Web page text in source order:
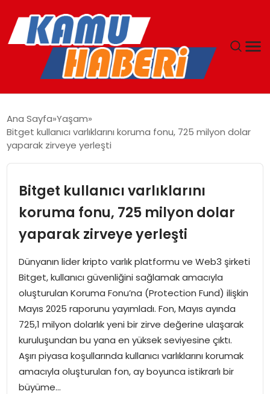
YAŞAM
MAGAZIN
EKONOMI
SPOR
TEKNOLOJI
EĞITIM
GENEL
Ana Sayfa Yaşam
Bitget kullanıcı varlıklarını koruma fonu, 725 milyon dolar
yaparak zirveye yerleşti
Bitget kullanıcı varlıklarını
koruma fonu, 725 milyon dolar
yaparak zirveye yerleşti
Dünyanın lider kripto varlık platformu ve Web3 şirketi
Bitget, kullanıcı güvenliğini sağlamak amacıyla
oluşturulan Koruma Fonu’na (Protection Fund) ilişkin
Mayıs 2025 raporunu yayımladı. Fon, Mayıs ayında
725,1 milyon dolarlık yeni bir zirve değerine ulaşarak
kuruluşundan bu yana en yüksek seviyesine çıktı.
Aşırı piyasa koşullarında kullanıcı varlıklarını korumak
amacıyla oluşturulan fon, ay boyunca istikrarlı bir
büyüme…